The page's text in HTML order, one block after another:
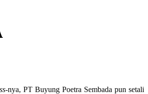
-nya, PT Buyung Poetra Sembada pun setali